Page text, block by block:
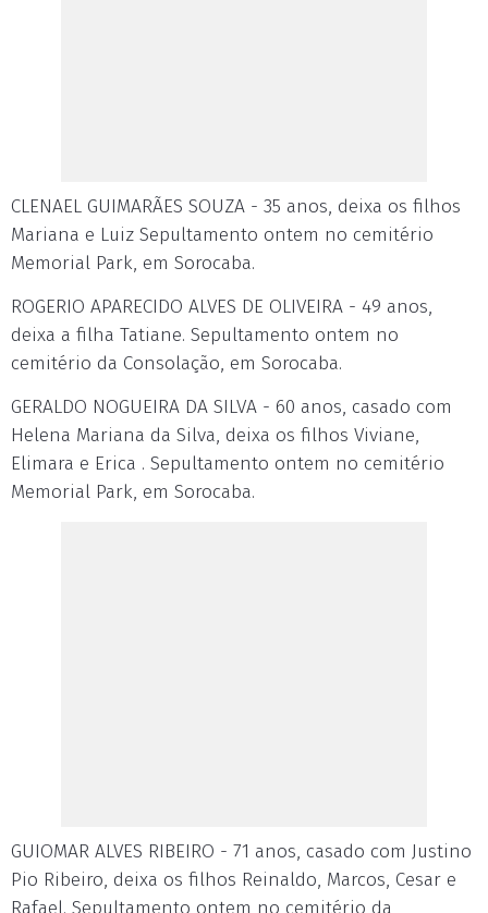
CLENAEL GUIMARÃES SOUZA - 35 anos, deixa os filhos
Mariana e Luiz Sepultamento ontem no cemitério
Memorial Park, em Sorocaba.
ROGERIO APARECIDO ALVES DE OLIVEIRA - 49 anos,
deixa a filha Tatiane. Sepultamento ontem no
cemitério da Consolação, em Sorocaba.
GERALDO NOGUEIRA DA SILVA - 60 anos, casado com
Helena Mariana da Silva, deixa os filhos Viviane,
Elimara e Erica . Sepultamento ontem no cemitério
Memorial Park, em Sorocaba.
GUIOMAR ALVES RIBEIRO - 71 anos, casado com Justino
Pio Ribeiro, deixa os filhos Reinaldo, Marcos, Cesar e
Rafael. Sepultamento ontem no cemitério da